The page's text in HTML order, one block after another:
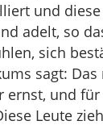
und
adelt, so
sich
sagt:
ernst, und für
Leute